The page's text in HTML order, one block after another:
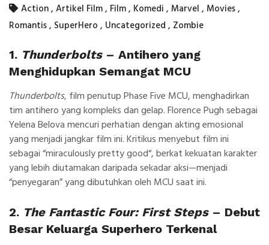
Action, Artikel Film, Film, Komedi , Marvel , Movies,
Romantis, SuperHero , Uncategorized , Zombie
1. Thunderbolts– Antihero yang
Menghidupkan Semangat MCU
Thunderbolts, film penutup Phase Five MCU, menghadirkan
tim antihero yang kompleks dan gelap. Florence Pugh sebagai
Yelena Belova mencuri perhatian dengan akting emosional
yang menjadi jangkar film ini. Kritikus menyebut film ini
sebagai “miraculously pretty good“, berkat kekuatan karakter
yang lebih diutamakan daripada sekadar aksi—menjadi
“penyegaran” yang dibutuhkan oleh MCU saat ini.
2. The Fantastic Four: First Steps– Debut
Besar Keluarga Superhero Terkenal